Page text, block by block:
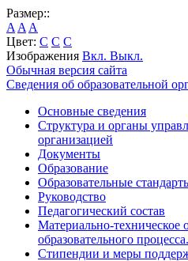
Размер::
A A A
Цвет: C C C
Изображения Вкл. Выкл.
Обычная версия сайта
Сведения об образовательной
Основные сведения
Структура и органы
организацией
Документы
Образование
Образовательные
Руководство
Педагогический состав
Материально-техническое
образовательного
Стипендии и меры